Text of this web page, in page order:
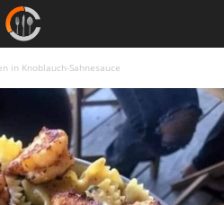
in Knoblauch-Sahnesauce